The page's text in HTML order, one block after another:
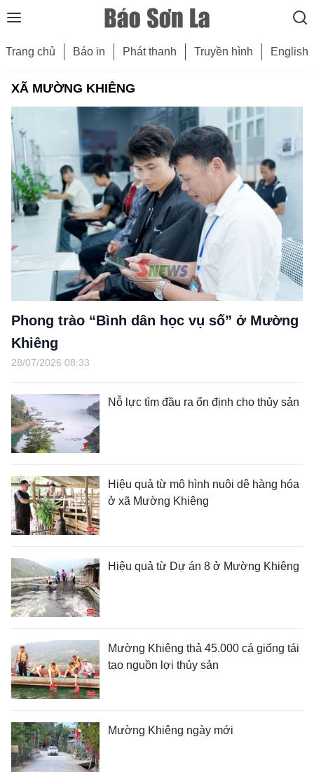
Trang chủ Báo in Phát thanh Truyền hình English
XÃ MƯỜNG KHIÊNG
Phong trào “Bình dân học vụ số” ở Mường
Khiêng
28/07/2026 08:33
Nỗ lực tìm đầu ra ổn định cho thủy sản
Hiệu quả từ mô hình nuôi dê hàng hóa
ở xã Mường Khiêng
Hiệu quả từ Dự án 8 ở Mường Khiêng
Mường Khiêng thả 45.000 cá giống tái
tạo nguồn lợi thủy sản
Mường Khiêng ngày mới